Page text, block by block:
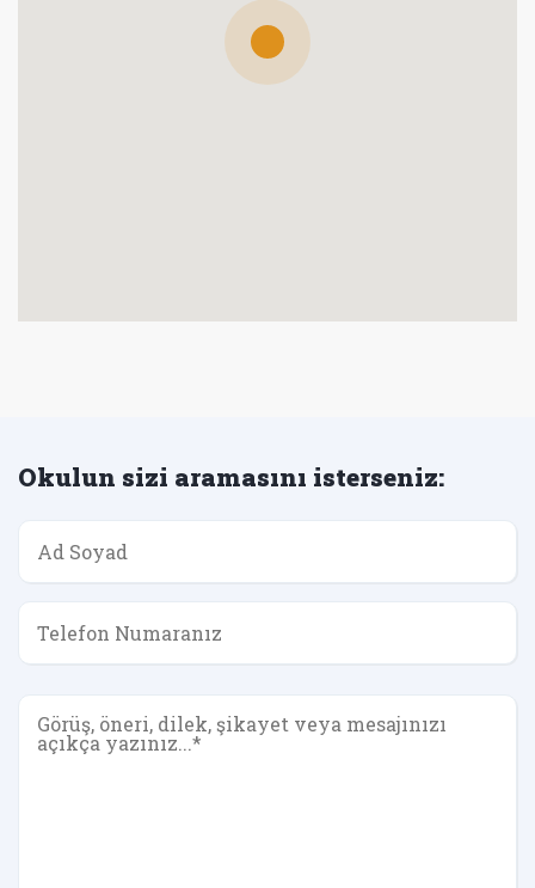
Okulun sizi aramasını isterseniz: